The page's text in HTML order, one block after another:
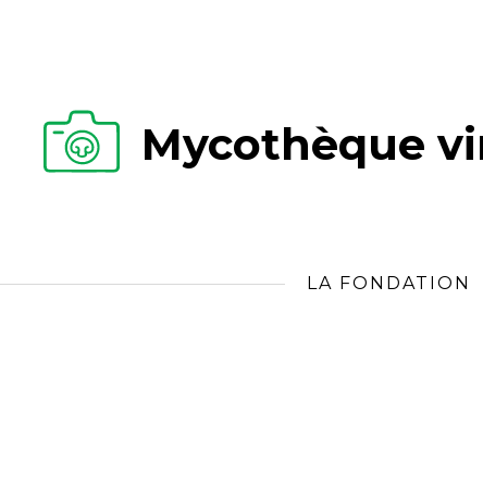
Mycothèque
LA FONDATION